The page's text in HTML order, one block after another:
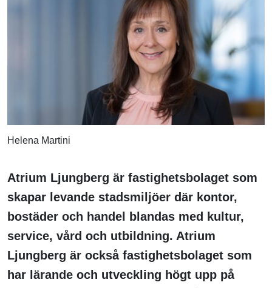
Helena Martini
Atrium Ljungberg är fastighetsbolaget som
skapar levande stadsmiljöer där kontor,
bostäder och handel blandas med kultur,
service, vård och utbildning. Atrium
Ljungberg är också fastighetsbolaget som
har lärande och utveckling högt upp på